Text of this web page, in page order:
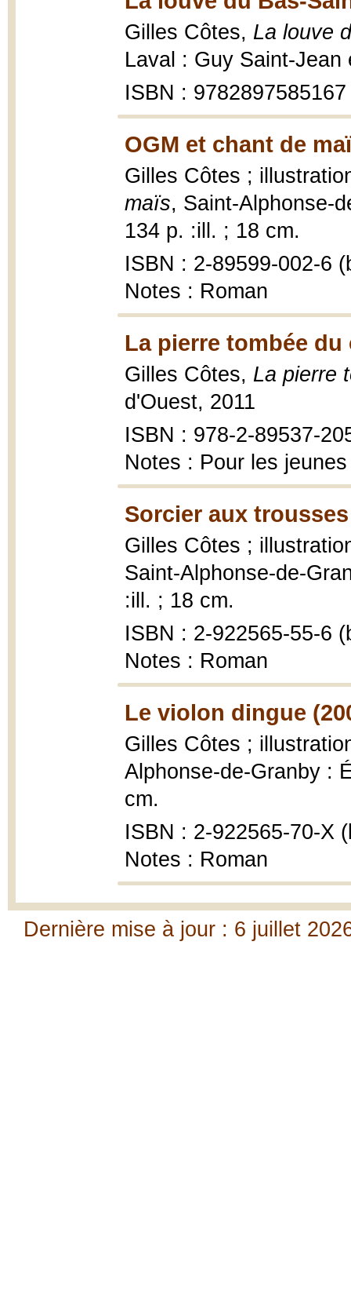
Gilles Côtes, La louve
Laval : Guy Saint-
ISBN : 9782897585167
OGM et chant de
Gilles Côtes ;
maïs, Saint-Alphonse-
134 p. :ill. ; 18 cm.
ISBN : 2-89599-002-6
Notes : Roman
La pierre tombée du
Gilles Côtes, La pierre
d'Ouest, 2011
ISBN : 978-2-89537-
Notes : Pour les
Sorcier aux trousses
Gilles Côtes ;
Saint-Alphonse-de-
:ill. ; 18 cm.
ISBN : 2-922565-55-6
Notes : Roman
Le violon dingue
Gilles Côtes ;
Alphonse-de-Granby :
cm.
ISBN : 2-922565-70-X
Notes : Roman
Dernière mise à jour : 6 juillet